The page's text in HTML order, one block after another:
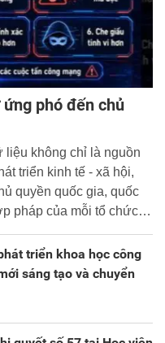
phó đến chủ
liệu không chỉ là nguồn
triển kinh tế - xã hội,
quyền quốc gia, quốc
pháp của mỗi tổ chức,
triển khoa học công
sáng tạo và chuyển